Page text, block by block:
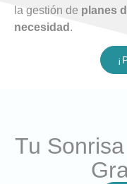
la gestión de planes
necesidad .
Tu